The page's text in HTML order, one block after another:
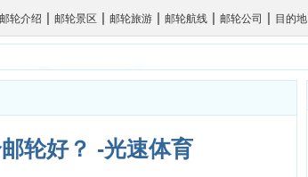
邮轮介绍 | 邮轮景区 | 邮轮旅游 | 邮轮航线 | 邮轮公司 | 目的地
轮好？ -光速体育